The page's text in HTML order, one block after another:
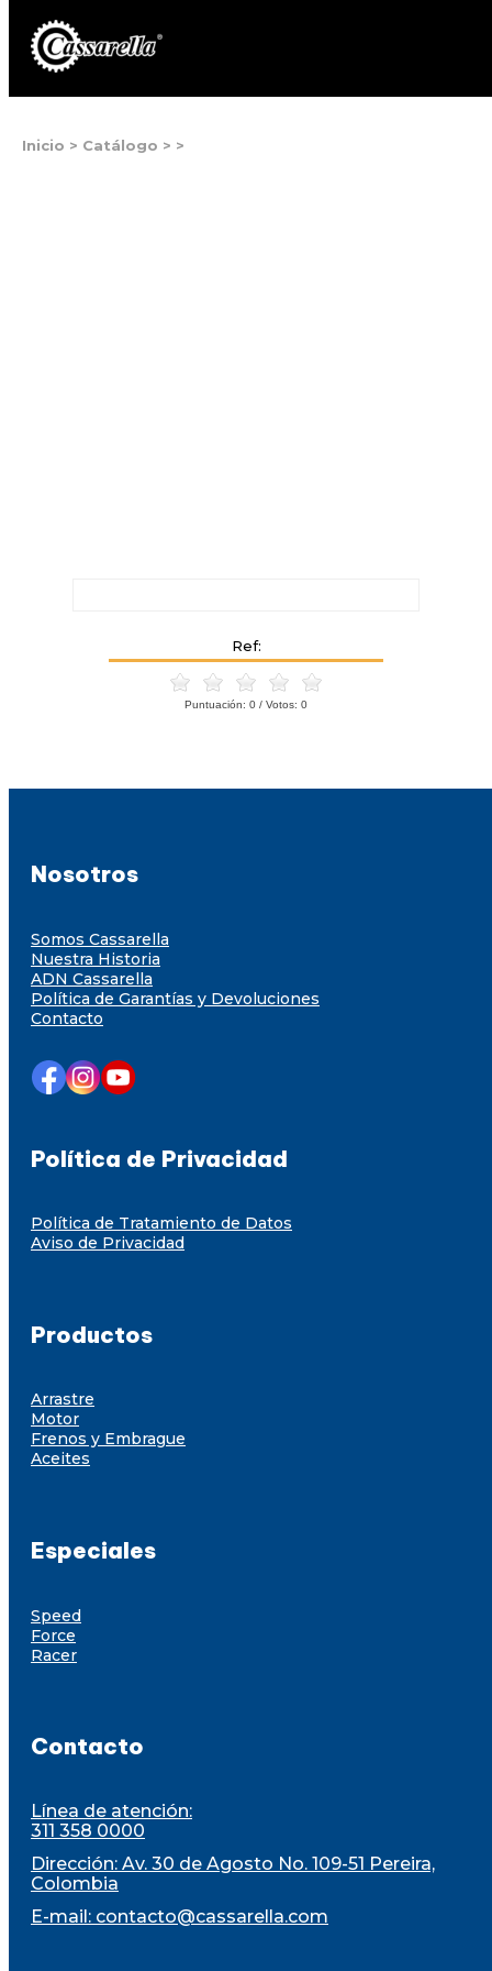
Inicio > Catálogo > >
Ref:
Puntuación: 0 / Votos: 0
Nosotros
Somos Cassarella
Nuestra Historia
ADN Cassarella
Política de Garantías y Devoluciones
Contacto
Política de Privacidad
Política de Tratamiento de Datos
Aviso de Privacidad
Productos
Arrastre
Motor
Frenos y Embrague
Aceites
Especiales
Speed
Force
Racer
Contacto
Línea de atención:
311 358 0000
Dirección: Av. 30 de Agosto No. 109-51 Pereira,
Colombia
E-mail: contacto@cassarella.com